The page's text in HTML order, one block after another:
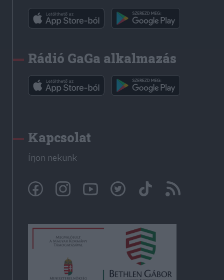
Rádió GaGa alkalmazás
Kapcsolat
Írjon nekünk